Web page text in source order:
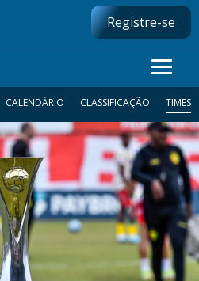
Registre-se
CALENDÁRIO CLASSIFICAÇÃO TIMES